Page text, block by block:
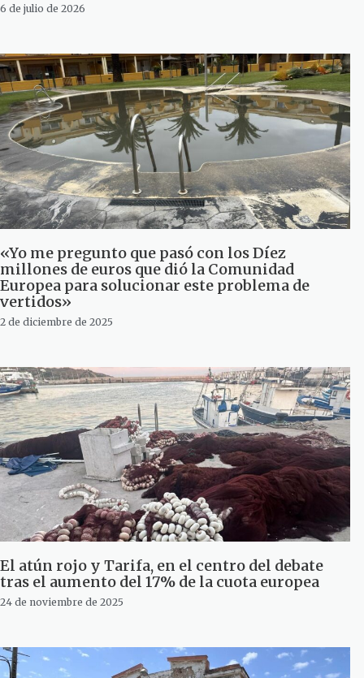
6 de julio de 2026
«Yo me pregunto que pasó con los Díez
millones de euros que dió la Comunidad
Europea para solucionar este problema de
vertidos»
2 de diciembre de 2025
El atún rojo y Tarifa, en el centro del debate
tras el aumento del 17% de la cuota europea
24 de noviembre de 2025